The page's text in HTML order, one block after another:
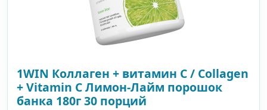
1WIN Коллаген + витамин С / Collagen
+ Vitamin C Лимон-Лайм порошок
банка 180г 30 порций